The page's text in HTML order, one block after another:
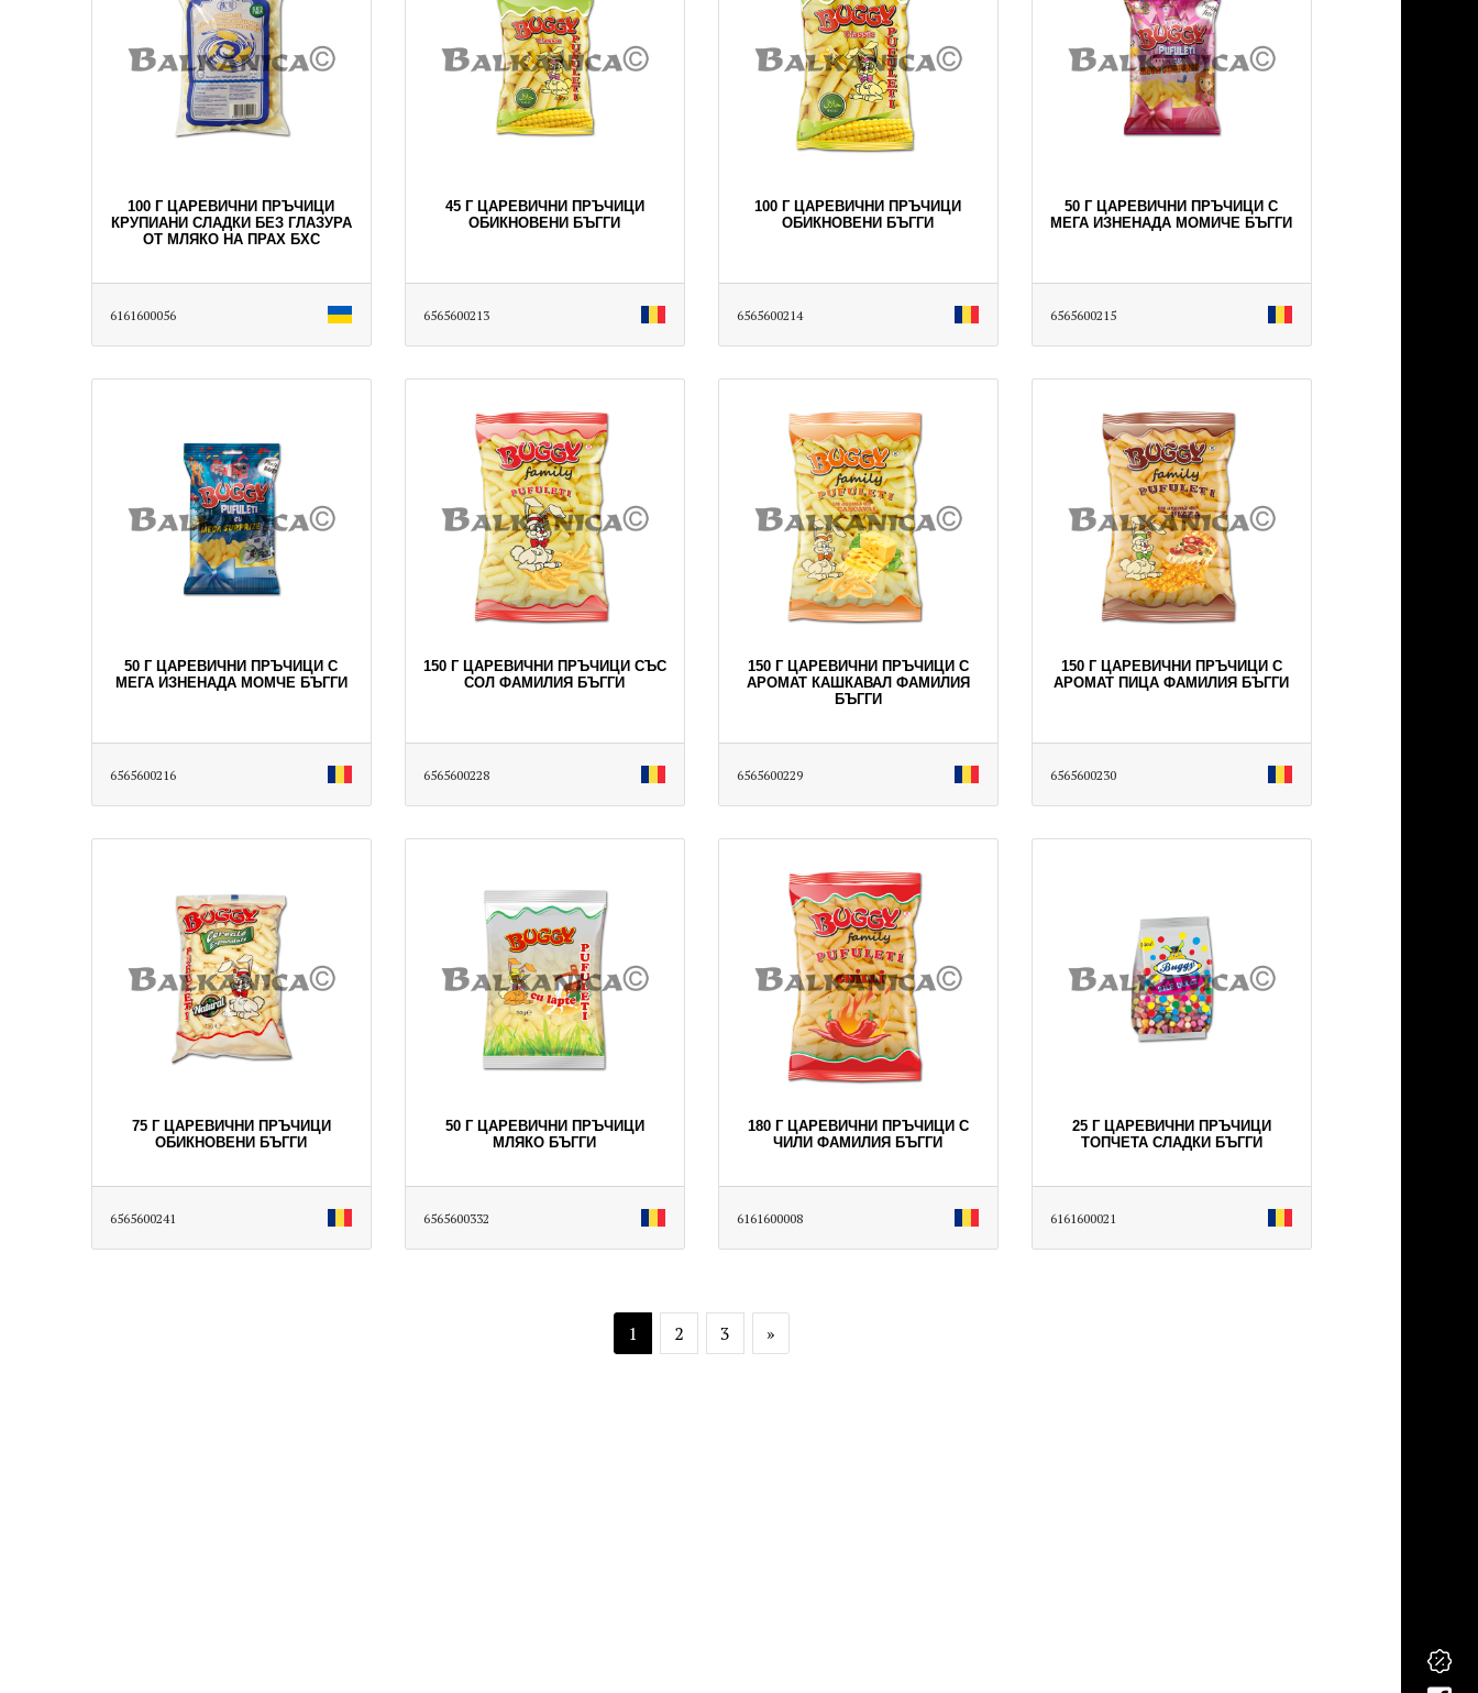
100 Г ЦАРЕВИЧНИ ПРЪЧИЦИ
КРУПИАНИ СЛАДКИ БЕЗ ГЛАЗУРА
ОТ МЛЯКО НА ПРАХ БХС
6161600056
45 Г ЦАРЕВИЧНИ ПРЪЧИЦИ
ОБИКНОВЕНИ БЪГГИ
6565600213
100 Г ЦАРЕВИЧНИ ПРЪЧИЦИ
ОБИКНОВЕНИ БЪГГИ
6565600214
50 Г ЦАРЕВИЧНИ ПРЪЧИЦИ С
МЕГА ИЗНЕНАДА МОМИЧЕ БЪГГИ
6565600215
50 Г ЦАРЕВИЧНИ ПРЪЧИЦИ С
МЕГА ИЗНЕНАДА МОМЧЕ БЪГГИ
6565600216
150 Г ЦАРЕВИЧНИ ПРЪЧИЦИ СЪС
СОЛ ФАМИЛИЯ БЪГГИ
6565600228
150 Г ЦАРЕВИЧНИ ПРЪЧИЦИ С
АРОМАТ КАШКАВАЛ ФАМИЛИЯ
БЪГГИ
6565600229
150 Г ЦАРЕВИЧНИ ПРЪЧИЦИ С
АРОМАТ ПИЦА ФАМИЛИЯ БЪГГИ
6565600230
75 Г ЦАРЕВИЧНИ ПРЪЧИЦИ
ОБИКНОВЕНИ БЪГГИ
6565600241
50 Г ЦАРЕВИЧНИ ПРЪЧИЦИ
МЛЯКО БЪГГИ
6565600332
180 Г ЦАРЕВИЧНИ ПРЪЧИЦИ С
ЧИЛИ ФАМИЛИЯ БЪГГИ
6161600008
25 Г ЦАРЕВИЧНИ ПРЪЧИЦИ
ТОПЧЕТА СЛАДКИ БЪГГИ
6161600021
1 2 3 »